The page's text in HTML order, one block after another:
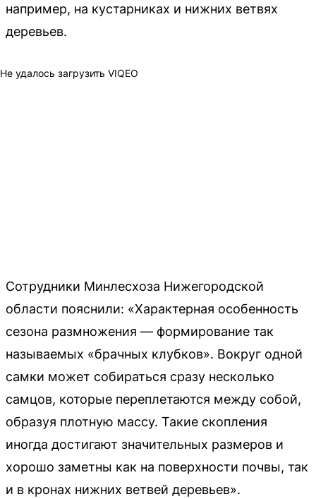
например, на кустарниках и нижних ветвях
деревьев.
Не удалось загрузить VIQEO
Сотрудники Минлесхоза Нижегородской
области пояснили: «Характерная особенность
сезона размножения — формирование так
называемых «брачных клубков». Вокруг одной
самки может собираться сразу несколько
самцов, которые переплетаются между собой,
образуя плотную массу. Такие скопления
иногда достигают значительных размеров и
хорошо заметны как на поверхности почвы, так
и в кронах нижних ветвей деревьев».